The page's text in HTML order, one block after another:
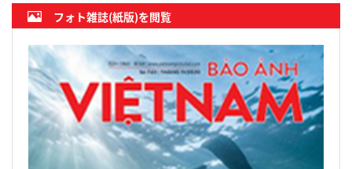
フォト雑誌(紙版)を閲覧